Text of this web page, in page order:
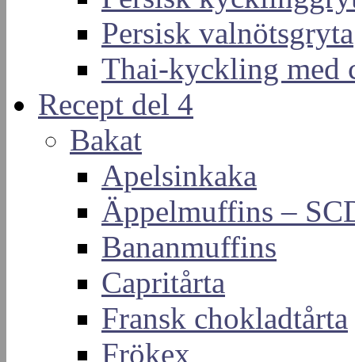
Persisk valnötsgryta
Thai-kyckling med
Recept del 4
Bakat
Apelsinkaka
Äppelmuffins –
Bananmuffins
Capritårta
Fransk chokladtårta
Frökex